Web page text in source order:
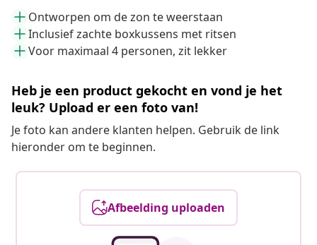
Ontworpen om de zon te weerstaan
Inclusief zachte boxkussens met ritsen
Voor maximaal 4 personen, zit lekker
Heb je een product gekocht en vond je het
leuk? Upload er een foto van!
Je foto kan andere klanten helpen. Gebruik de link
hieronder om te beginnen.
Afbeelding uploaden